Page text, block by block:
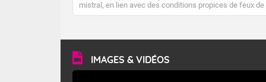
mistral, en lien avec des conditions propices de feux de
forêt. Mais qu'est-ce que le mistral ? Quelles sont ses
vitesse moyenne de 50 km/h et atteindre 80 à 100 km/h
en rafales, parfois davantage. Il parcourt la basse vallée
du Rhône et la Provence et envahit le littoral
méditerranéen à partir de la Camargue.
IMAGES & VIDÉOS